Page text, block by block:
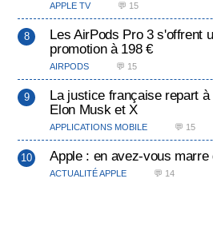
APPLE TV 💬 15
Les AirPods Pro 3 s'offrent
promotion à 198 €
AIRPODS 💬 15
La justice française repart
Elon Musk et X
APPLICATIONS MOBILE 💬 15
Apple : en avez-vous marre
ACTUALITÉ APPLE 💬 14